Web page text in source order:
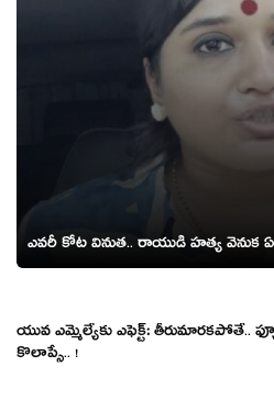
ఎవ‌రీ కోట వినుత‌.. రాయుడి హ‌త్య వెనుక
యువ ఎమ్మెల్యేకు ఎఫెక్ట్‌: తీరుమార‌క‌పోతే..
కొలాప్సే.. !